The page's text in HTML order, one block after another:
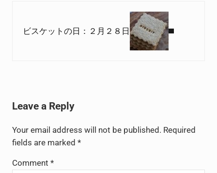
ビスケットの日：２月２８日
Leave a Reply
Your email address will not be published. Required
fields are marked *
Comment *